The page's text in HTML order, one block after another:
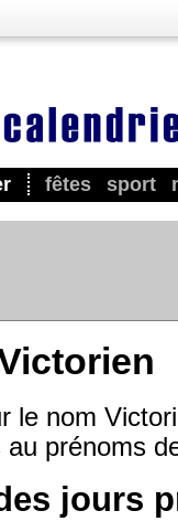
fêtes sport
le nom
au prénoms
jours